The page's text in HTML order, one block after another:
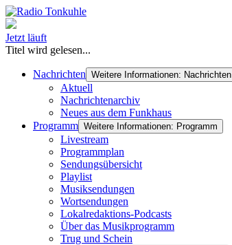
Jetzt läuft
Titel wird gelesen...
Nachrichten Weitere Informationen: Nachrichten
Aktuell
Nachrichtenarchiv
Neues aus dem Funkhaus
Programm Weitere Informationen: Programm
Livestream
Programmplan
Sendungsübersicht
Playlist
Musiksendungen
Wortsendungen
Lokalredaktions-Podcasts
Über das Musikprogramm
Trug und Schein